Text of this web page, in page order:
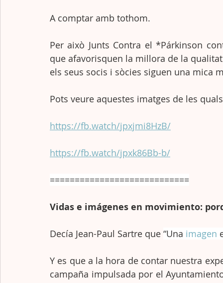
A comptar amb tothom.
Per això Junts Contra el *Párkinson
que afavorisquen la millora de la
els seus socis i sòcies siguen una mica
Pots veure aquestes imatges de les
https://fb.watch/jpxjmi8HzB/
https://fb.watch/jpxk86Bb-b/
============================
Vidas e imágenes en movimiento:
Decía Jean-Paul Sartre que “Una imagen
Y es que a la hora de contar nuestra
campaña impulsada por el